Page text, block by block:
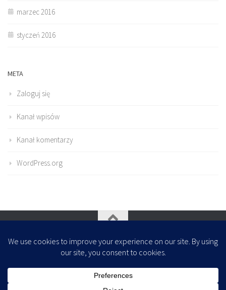
marzec 2016
styczeń 2016
META
Zaloguj się
Kanał wpisów
Kanał komentarzy
WordPress.org
- Zaprojektowany z